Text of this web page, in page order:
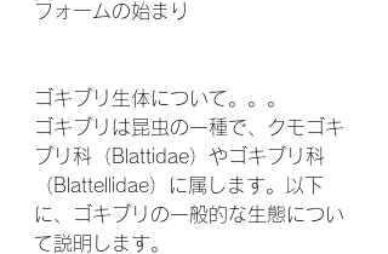
フォームの始まり
ゴキブリ生体について。。。
ゴキブリは昆虫の一種で、クモゴキ
ブリ科（Blattidae）やゴキブリ科
（Blattellidae）に属します。以下
に、ゴキブリの一般的な生態につい
て説明します。